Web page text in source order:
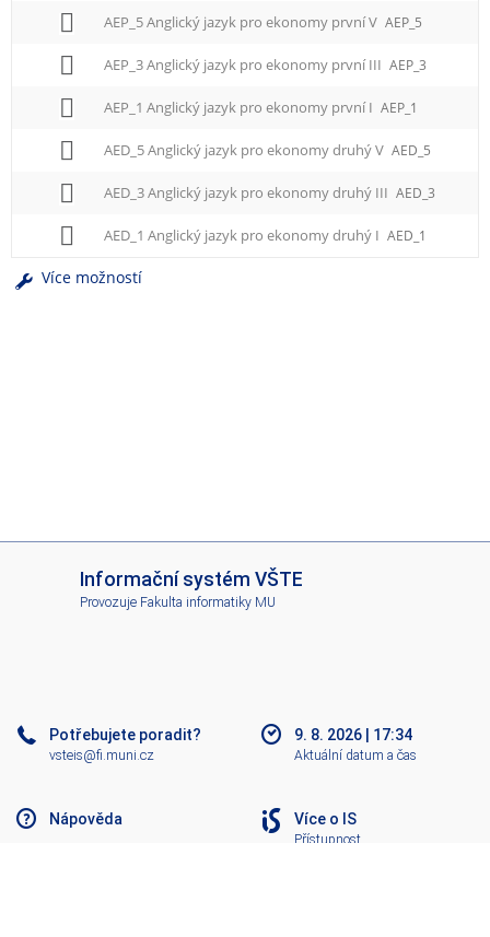
AEP_5 Anglický jazyk pro ekonomy první V AEP_5
AEP_3 Anglický jazyk pro ekonomy první III AEP_3
AEP_1 Anglický jazyk pro ekonomy první I AEP_1
AED_5 Anglický jazyk pro ekonomy druhý V AED_5
AED_3 Anglický jazyk pro ekonomy druhý III AED_3
AED_1 Anglický jazyk pro ekonomy druhý I AED_1
Více možností
Informační systém VŠTE
Provozuje Fakulta informatiky MU
Potřebujete poradit?
vsteis@fi.muni.cz
Nápověda
9. 8. 2026 17:34
Aktuální datum a čas
Více o IS
Přístupnost